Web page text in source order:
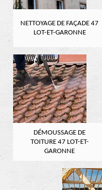
NETTOYAGE DE FAÇADE 47
LOT-ET-GARONNE
DÉMOUSSAGE DE
TOITURE 47 LOT-ET-
GARONNE